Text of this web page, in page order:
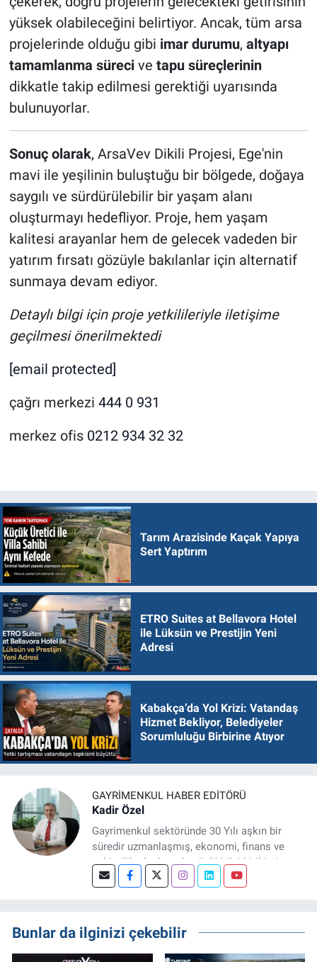
yüksek olabileceğini belirtiyor. Ancak, tüm arsa
projelerinde olduğu gibi imar durumu, altyapı
tamamlanma sürecive tapu süreçlerinin
dikkatle takip edilmesi gerektiği uyarısında
bulunuyorlar.
Sonuç olarak, ArsaVev Dikili Projesi, Ege'nin
mavi ile yeşilinin buluştuğu bir bölgede, doğaya
saygılı ve sürdürülebilir bir yaşam alanı
oluşturmayı hedefliyor. Proje, hem yaşam
kalitesi arayanlar hem de gelecek vadeden bir
yatırım fırsatı gözüyle bakılanlar için alternatif
sunmaya devam ediyor.
Detaylı bilgi için proje yetkilileriyle iletişime
geçilmesi önerilmektedi
[email protected]
çağrı merkezi 444 0 931
merkez ofis 0212 934 32 32
Tarım Arazisinde Kaçak Yapıya
Sert Yaptırım
ETRO Suites at Bellavora Hotel
ile Lüksün ve Prestijin Yeni
Adresi
Kabakça’da Yol Krizi: Vatandaş
Hizmet Bekliyor, Belediyeler
Sorumluluğu Birbirine Atıyor
GAYRIMENKUL HABER EDITÖRÜ
Kadir Özel
Gayrimenkul sektöründe 30 Yılı aşkın bir
süredir uzmanlaşmış, ekonomi, finans ve
şehircilik alanlarında güçlü bilgi birikimine
sahip, dijital medya odaklı deneyimli bir
projeleri üzerine haber, analiz ve özel
dosyalar hazırlama konusunda yetkinim.
Bunlar da ilginizi çekebilir